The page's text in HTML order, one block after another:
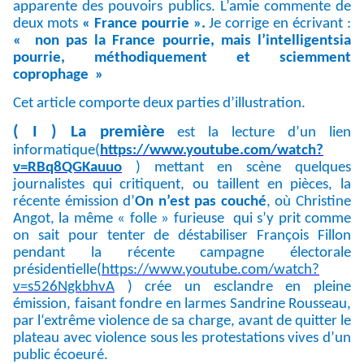
apparente des pouvoirs publics. L’amie commente de
deux mots « France pourrie ». Je corrige en écrivant :
« non pas la France pourrie, mais l’intelligentsia
pourrie, méthodiquement et sciemment
coprophage »
Cet article comporte deux parties d’illustration.
( I ) La première est la lecture d’un lien
informatique(https://www.youtube.com/watch?
v=RBq8QGKauuo ) mettant en scène quelques
journalistes qui critiquent, ou taillent en pièces, la
récente émission d’On n’est pas couché, où Christine
Angot, la même « folle » furieuse qui s’y prit comme
on sait pour tenter de déstabiliser François Fillon
pendant la récente campagne électorale
présidentielle(https://www.youtube.com/watch?
v=s526NgkbhvA ) crée un esclandre en pleine
émission, faisant fondre en larmes Sandrine Rousseau,
par l‘extrême violence de sa charge, avant de quitter le
plateau avec violence sous les protestations vives d’un
public écoeuré.